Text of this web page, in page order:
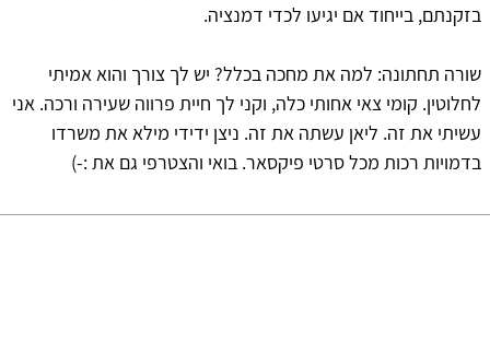
בזקנתם, בייחוד אם יגיעו לכדי דמנציה.
שורה תחתונה: למה את מחכה בכלל? יש לך צורך והוא אמיתי
לחלוטין. קומי צאי אחותי כלה, וקני לך חיית פרווה שעירה ורכה. אני
עשיתי את זה. ליאן עשתה את זה. ניצן ידידי מילא את משרדו
בדמויות רכות מכל סרטי פיקסאר. בואי והצטרפי גם את :-)